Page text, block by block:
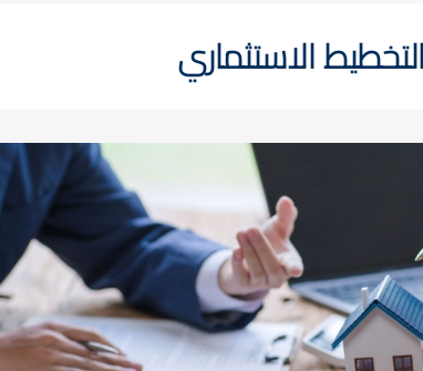
التخطيط الاستثماري